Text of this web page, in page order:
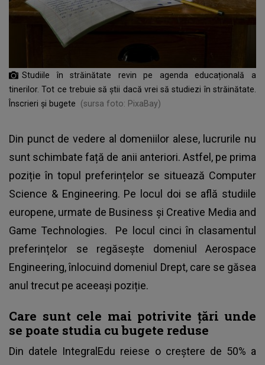
Studiile în străinătate revin pe agenda educațională a
tinerilor. Tot ce trebuie să știi dacă vrei să studiezi în străinătate.
Înscrieri și bugete
(sursa foto: PixaBay)
Din punct de vedere al domeniilor alese, lucrurile nu
sunt schimbate față de anii anteriori. Astfel, pe prima
poziție în topul preferințelor se situează Computer
Science & Engineering. Pe locul doi se află studiile
europene, urmate de Business și Creative Media and
Game Technologies. Pe locul cinci în clasamentul
preferințelor se regăsește domeniul Aerospace
Engineering, înlocuind domeniul Drept, care se găsea
anul trecut pe aceeași poziție.
Care sunt cele mai potrivite țări unde
se poate studia cu bugete reduse
Din datele IntegralEdu reiese o creștere de 50% a